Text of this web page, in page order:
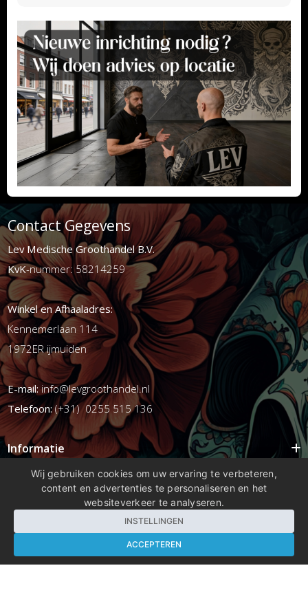
Contact Gegevens
Lev Medische Groothandel B.V.
KvK-nummer: 58214259
Winkel en Afhaaladres:
Kennemerlaan 114
1972ER ijmuiden
E-mail:info@levgroothandel.nl
Telefoon:(+31) 0255 515 136
Informatie
Mijn account
Wij gebruiken cookies om uw ervaring te verbeteren,
content en advertenties te personaliseren en het
websiteverkeer te analyseren.
INSTELLINGEN
ACCEPTEREN